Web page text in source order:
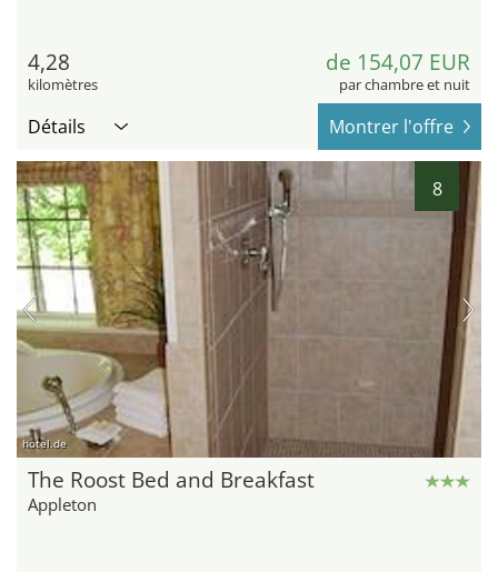
4,28
kilomètres
de 154,07 EUR
par chambre et nuit
Détails Montrer l'offre
8
hotel.de
The Roost Bed and Breakfast
Appleton